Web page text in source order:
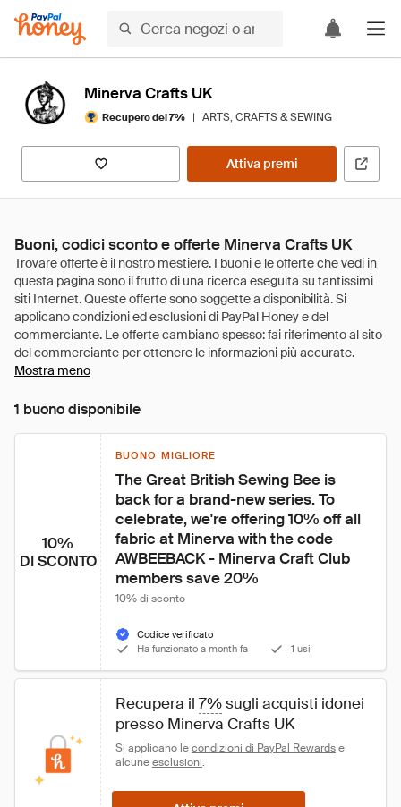
Minerva Crafts UK
Recupero del 7% | ARTS, CRAFTS & SEWING
Attiva premi
Buoni, codici sconto e offerte Minerva Crafts UK
Mostra meno
1 buono disponibile
10%
DI SCONTO
BUONO MIGLIORE
The Great British Sewing Bee is
back for a brand-new series. To
celebrate, we're offering 10% off all
fabric at Minerva with the code
AWBEEBACK - Minerva Craft Club
members save 20%
10% di sconto
Codice verificato
Ha funzionato a month fa
1 usi
Recupera il 7% sugli acquisti idonei
presso Minerva Crafts UK
Si applicano le condizioni di PayPal Rewards e
alcune esclusioni.